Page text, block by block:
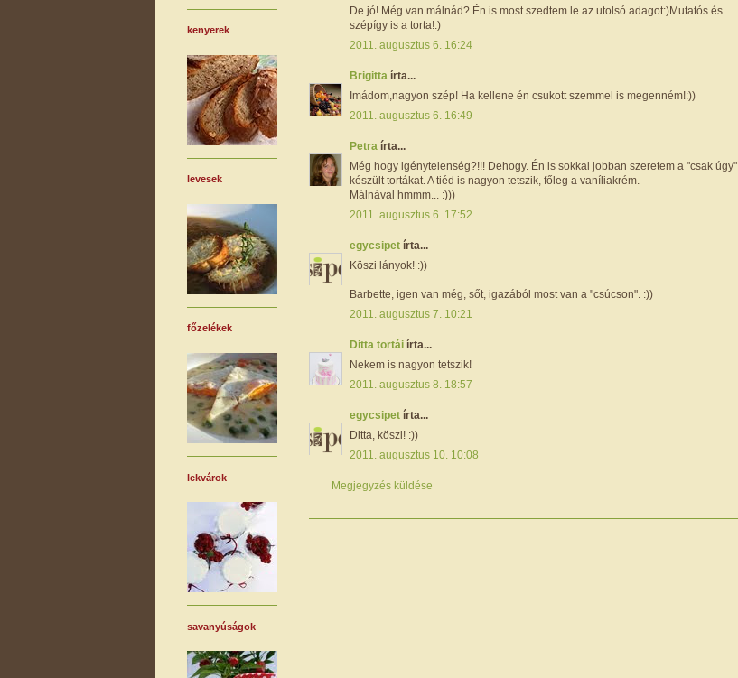
De jó! Még van málnád? Én is most szedtem le az utolsó adagot:)Mutatós és
szépígy is a torta!:)
2011. augusztus 6. 16:24
Brigitta írta...
Imádom,nagyon szép! Ha kellene én csukott szemmel is megenném!:))
2011. augusztus 6. 16:49
Petra írta...
Még hogy igénytelenség?!!! Dehogy. Én is sokkal jobban szeretem a "csak úgy"
készült tortákat. A tiéd is nagyon tetszik, főleg a vaníliakrém.
Málnával hmmm... :)))
2011. augusztus 6. 17:52
egycsipet írta...
Köszi lányok! :))
Barbette, igen van még, sőt, igazából most van a "csúcson". :))
2011. augusztus 7. 10:21
Ditta tortái írta...
Nekem is nagyon tetszik!
2011. augusztus 8. 18:57
egycsipet írta...
Ditta, köszi! :))
2011. augusztus 10. 10:08
Megjegyzés küldése
kenyerek
levesek
főzelékek
lekvárok
savanyúságok